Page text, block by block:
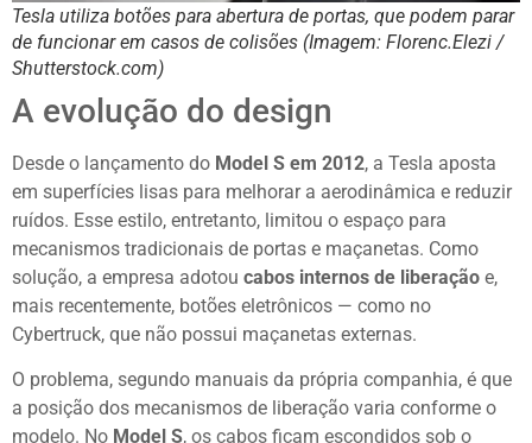
Tesla utiliza botões para abertura de portas, que podem parar
de funcionar em casos de colisões (Imagem: Florenc.Elezi /
Shutterstock.com)
A evolução do design
Desde o lançamento do Model S em 2012, a Tesla aposta
em superfícies lisas para melhorar a aerodinâmica e reduzir
ruídos. Esse estilo, entretanto, limitou o espaço para
mecanismos tradicionais de portas e maçanetas. Como
solução, a empresa adotou cabos internos de liberação e,
mais recentemente, botões eletrônicos — como no
Cybertruck, que não possui maçanetas externas.
O problema, segundo manuais da própria companhia, é que
a posição dos mecanismos de liberação varia conforme o
modelo. No Model S, os cabos ficam escondidos sob o